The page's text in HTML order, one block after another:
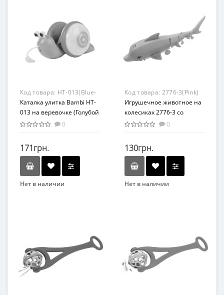
Код товара: HT-013(Blue-
Orange)
Каталка улитка Bambi HT-
013 на веревочке (Голубой
)
0
171грн.
Нет в наличии
Код товара: 2776-3(Pink)
Игрушечное животное на
колесиках 2776-3 со
световыми эффектами
0
130грн.
Нет в наличии
От 3-х лет
Возрастная группа